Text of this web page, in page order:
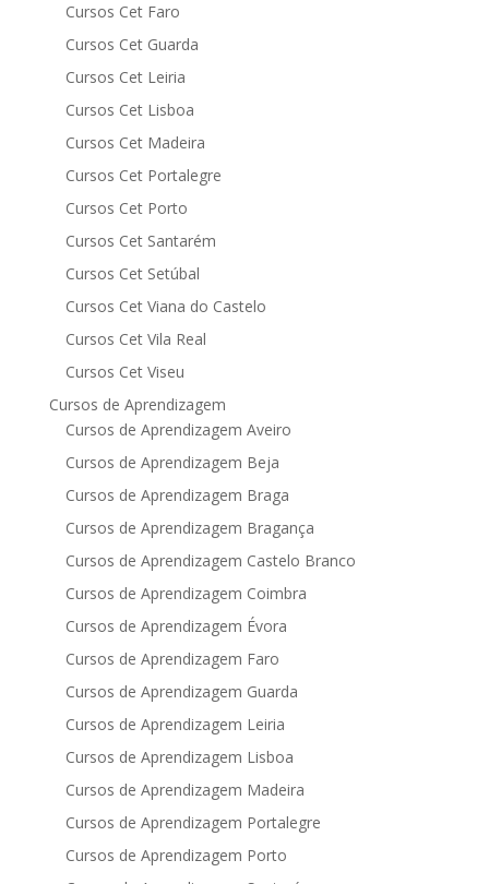
Cursos Cet Faro
Cursos Cet Guarda
Cursos Cet Leiria
Cursos Cet Lisboa
Cursos Cet Madeira
Cursos Cet Portalegre
Cursos Cet Porto
Cursos Cet Santarém
Cursos Cet Setúbal
Cursos Cet Viana do Castelo
Cursos Cet Vila Real
Cursos Cet Viseu
Cursos de Aprendizagem
Cursos de Aprendizagem Aveiro
Cursos de Aprendizagem Beja
Cursos de Aprendizagem Braga
Cursos de Aprendizagem Bragança
Cursos de Aprendizagem Castelo Branco
Cursos de Aprendizagem Coimbra
Cursos de Aprendizagem Évora
Cursos de Aprendizagem Faro
Cursos de Aprendizagem Guarda
Cursos de Aprendizagem Leiria
Cursos de Aprendizagem Lisboa
Cursos de Aprendizagem Madeira
Cursos de Aprendizagem Portalegre
Cursos de Aprendizagem Porto